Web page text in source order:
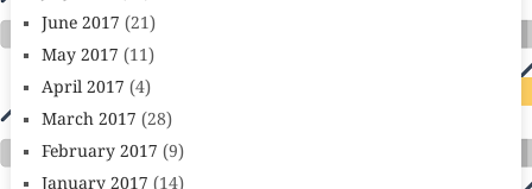
June 2017 (21)
May 2017 (11)
April 2017 (4)
March 2017 (28)
February 2017 (9)
January 2017 (14)